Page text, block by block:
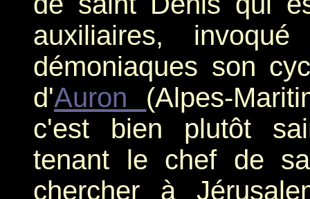
auxiliaires,
démoniaques son
d'Auron (Alpes-
c'est bien plutôt
tenant le chef de
chercher à